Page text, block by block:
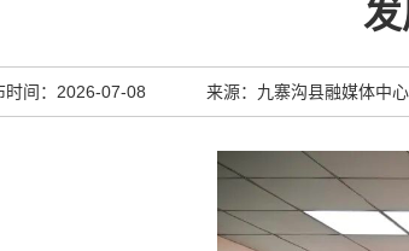
时间：2026-07-08 来源：九寨沟县融媒体中心